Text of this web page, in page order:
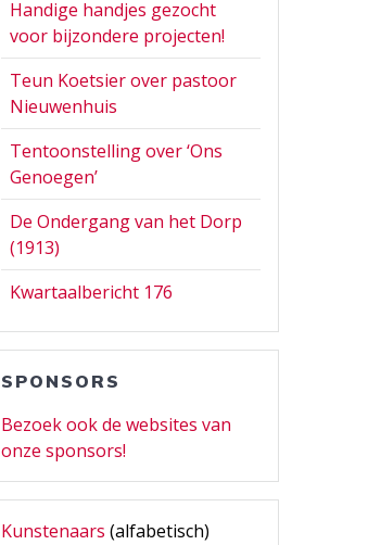
Handige handjes gezocht
voor bijzondere projecten!
Teun Koetsier over pastoor
Nieuwenhuis
Tentoonstelling over ‘Ons
Genoegen’
De Ondergang van het Dorp
(1913)
Kwartaalbericht 176
SPONSORS
Bezoek ook de websites van
onze sponsors!
Kunstenaars (alfabetisch)